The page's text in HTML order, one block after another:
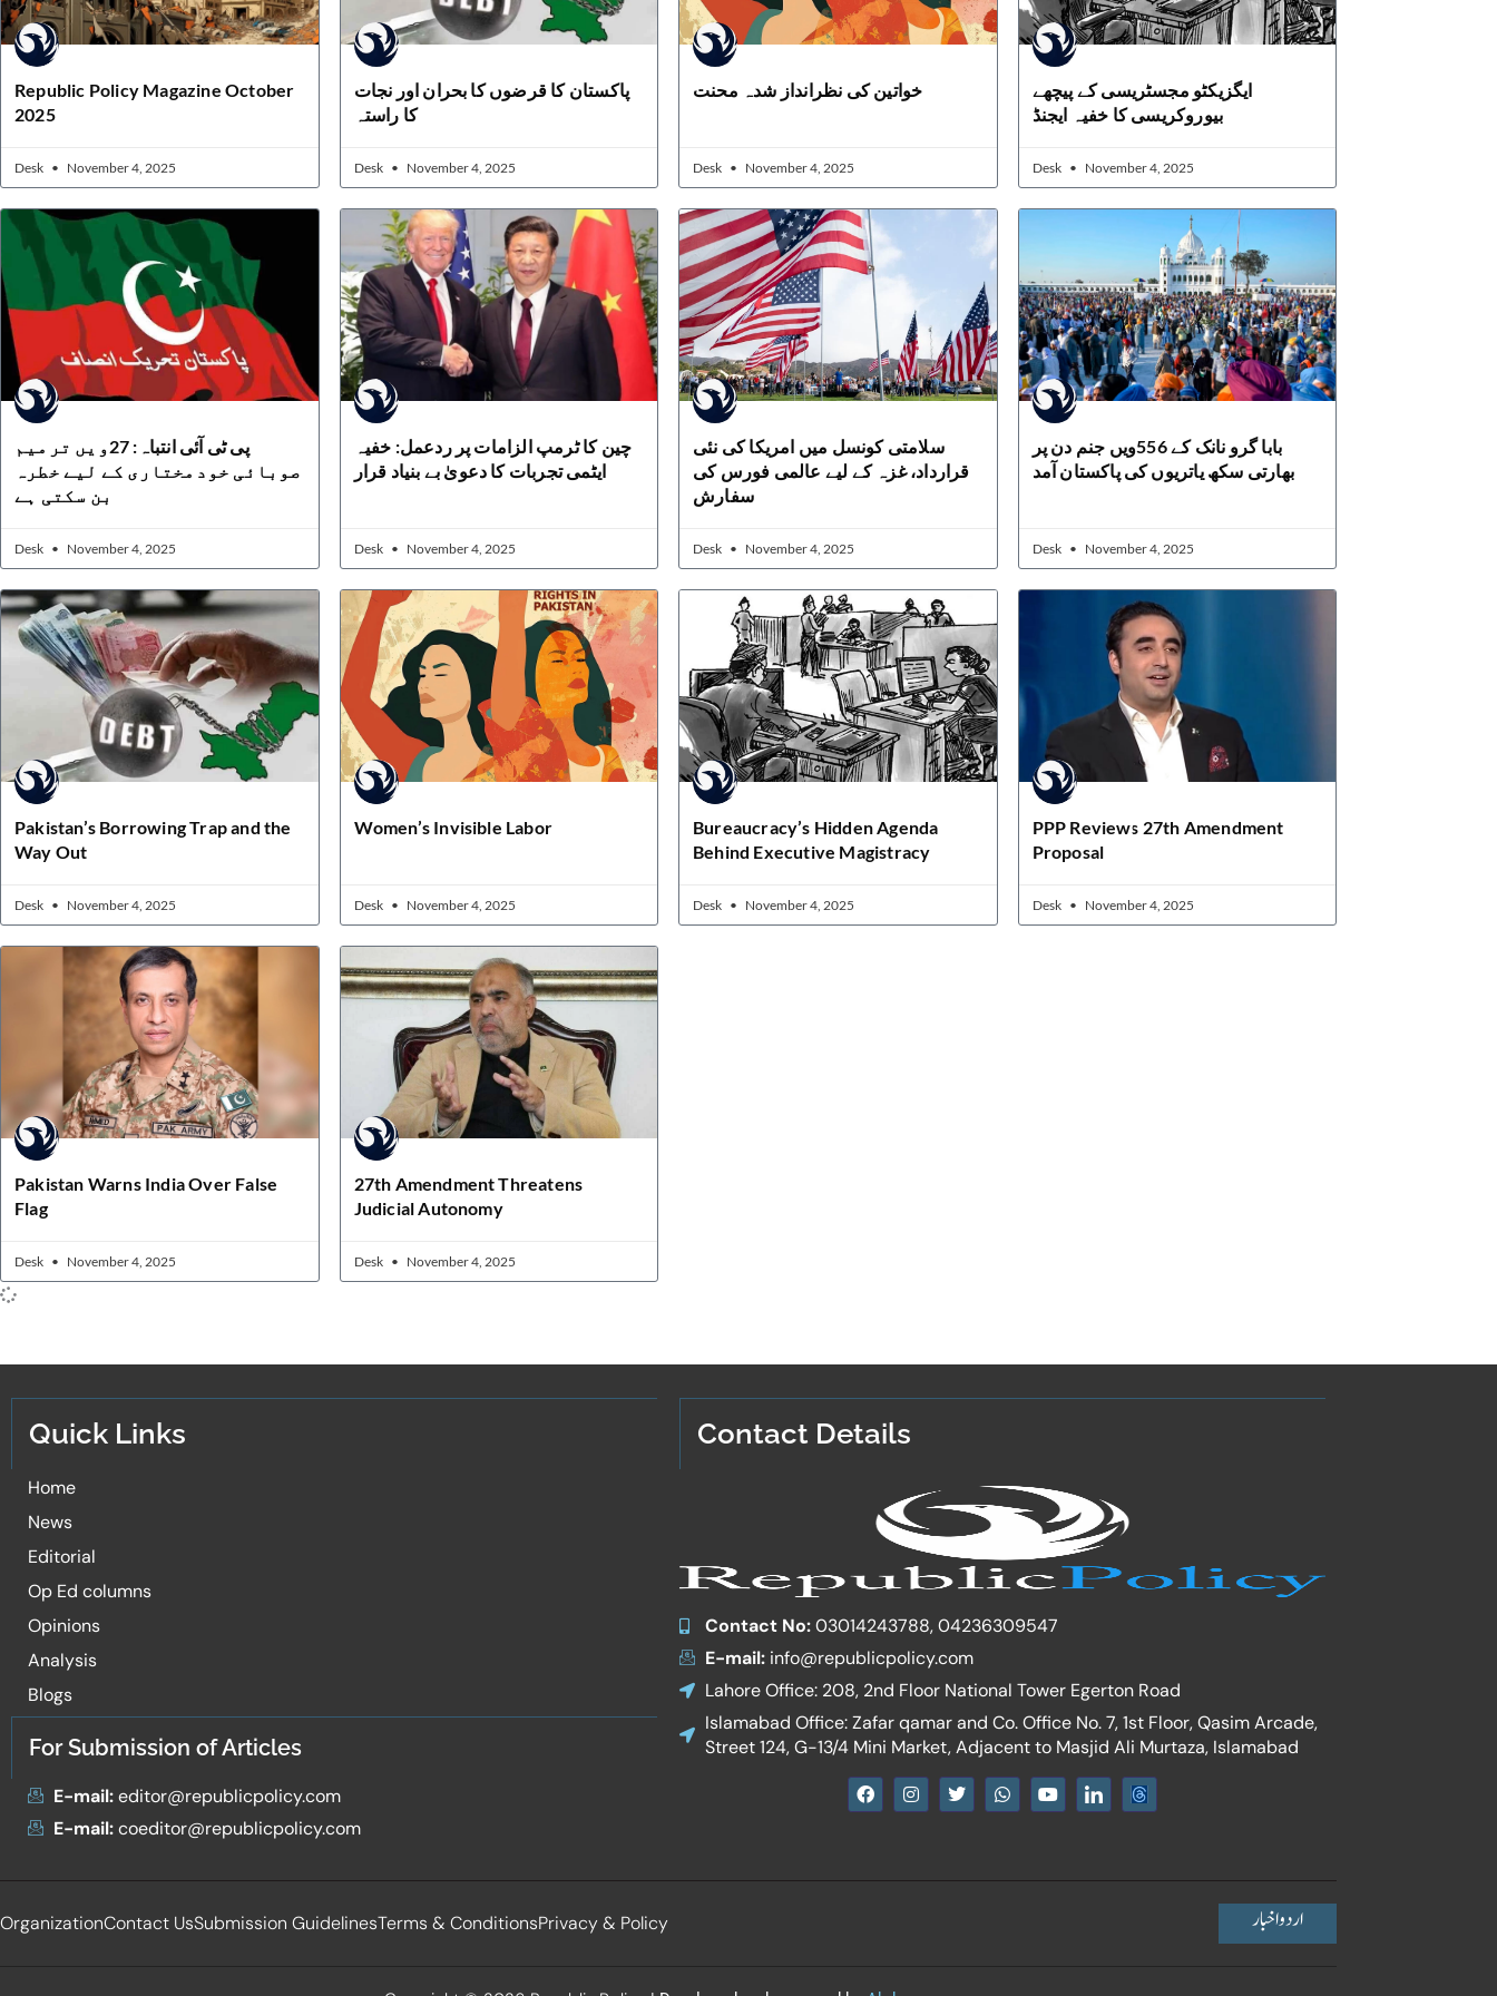
Republic Policy Magazine October
2025
Desk November 4, 2025
پاکستان کا قرضوں کا بحران اور نجات
کا راستہ
Desk November 4, 2025
خواتین کی نظرانداز شدہ محنت
Desk November 4, 2025
ایگزیکٹو مجسٹریسی کے پیچھے
بیوروکریسی کا خفیہ ایجنڈ
Desk November 4, 2025
پی ٹی آئی انتباہ: 27ویں ترمیم
صوبائی خودمختاری کے لیے خطرہ
بن سکتی ہے
Desk November 4, 2025
چین کا ٹرمپ الزامات پر ردعمل: خفیہ
ایٹمی تجربات کا دعویٰ بے بنیاد قرار
Desk November 4, 2025
سلامتی کونسل میں امریکا کی نئی
قرارداد، غزہ کے لیے عالمی فورس کی
سفارش
Desk November 4, 2025
بابا گرو نانک کے 556ویں جنم دن پر
بھارتی سکھ یاتریوں کی پاکستان آمد
Desk November 4, 2025
Pakistan’s Borrowing Trap and the
Way Out
Desk November 4, 2025
Women’s Invisible Labor
Desk November 4, 2025
Bureaucracy’s Hidden Agenda
Behind Executive Magistracy
Desk November 4, 2025
PPP Reviews 27th Amendment
Proposal
Desk November 4, 2025
Pakistan Warns India Over False
Flag
Desk November 4, 2025
27th Amendment Threatens
Judicial Autonomy
Desk November 4, 2025
Quick Links
Home
News
Editorial
Op Ed columns
Opinions
Analysis
Blogs
For Submission of Articles
E-mail:editor@republicpolicy.com
E-mail:coeditor@republicpolicy.com
Contact Details
Contact No:03014243788, 04236309547
E-mail:info@republicpolicy.com
Lahore Office: 208, 2nd Floor National Tower Egerton Road
Islamabad Office: Zafar qamar and Co. Office No. 7, 1st Floor, Qasim Arcade,
Street 124, G-13/4 Mini Market, Adjacent to Masjid Ali Murtaza, Islamabad
F
a
I
n
T
w
W
h
Y
o
I
c
OrganizationContact UsSubmission GuidelinesTerms & ConditionsPrivacy & Policy اردو اخبار